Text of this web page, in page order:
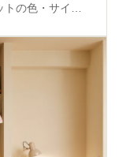
トの色・サイ